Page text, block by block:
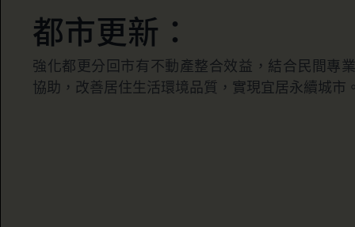
都市更新：
強化都更分回市有不動產整合效益，結合民間專
協助，改善居住生活環境品質，實現宜居永續城市